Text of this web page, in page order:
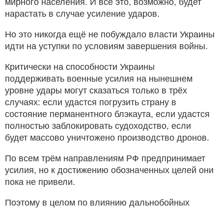
мирного населения. И все это, возможно, будет
нарастать в случае усиление ударов.
Но это никогда ещё не побуждало власти Украины
идти на уступки по условиям завершения войны.
Критически на способности Украины
поддерживать военные усилия на нынешнем
уровне удары могут сказаться только в трёх
случаях: если удастся погрузить страну в
состояние перманентного блэкаута, если удастся
полностью заблокировать судоходство, если
будет массово уничтожено производство дронов.
По всем трём направлениям РФ предпринимает
усилия, но к достижению обозначенных целей они
пока не привели.
Поэтому в целом по влиянию дальнобойных